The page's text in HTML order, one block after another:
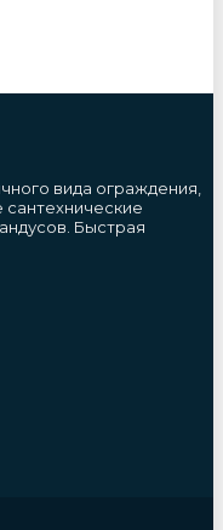
вида ограждения,
сантехнические
Быстрая